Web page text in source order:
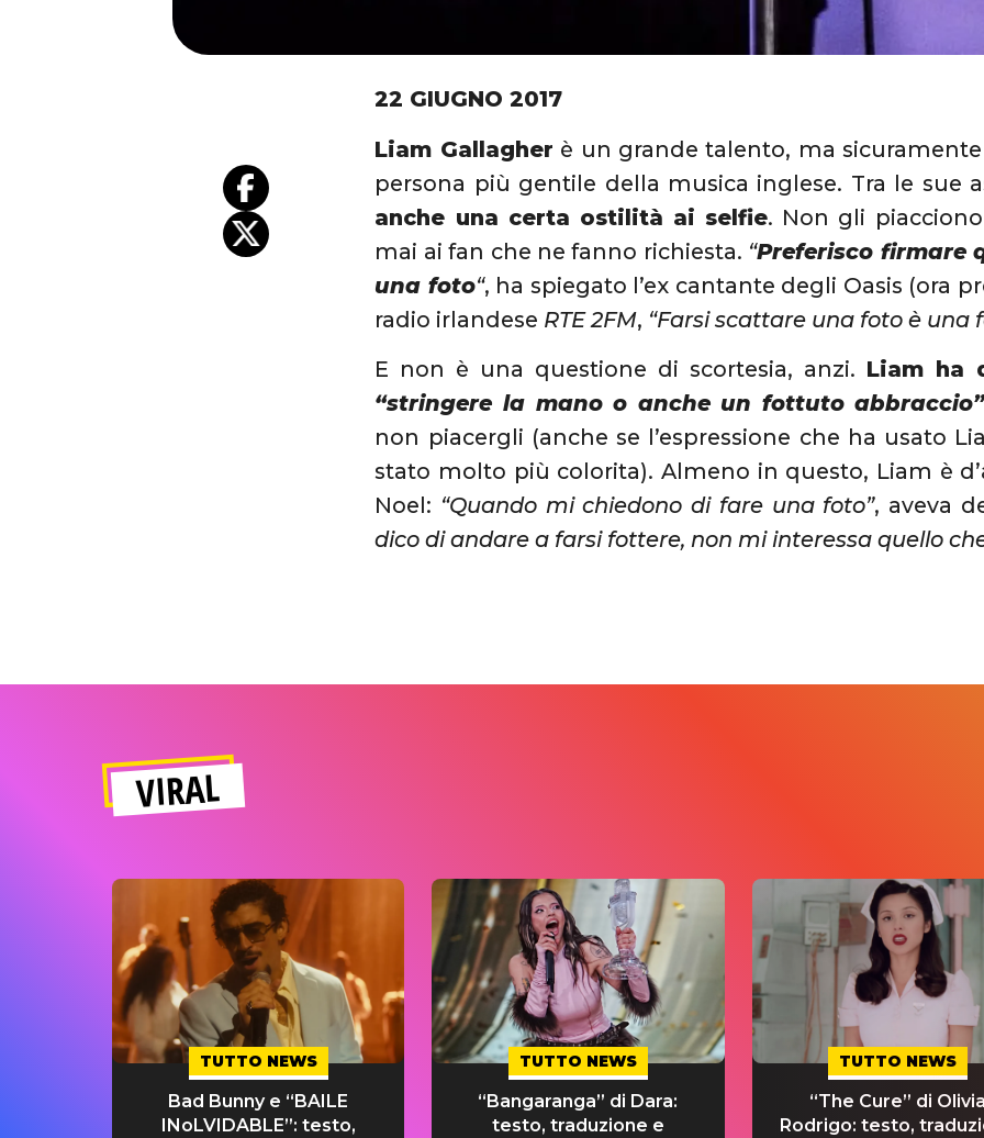
22 GIUGNO 2017
Liam Gallagher è un grande talento, ma
persona più gentile della musica inglese. Tra le sue
anche una certa ostilità ai selfie. Non gli
mai ai fan che ne fanno richiesta. “Preferisco firmare
una foto“, ha spiegato l’ex cantante degli Oasis (ora
radio irlandese RTE 2FM, “Farsi scattare una foto è una
E non è una questione di scortesia, anzi. Liam ha
“stringere la mano o anche un fottuto
non piacergli (anche se l’espressione che ha usato
stato molto più colorita). Almeno in questo, Liam è
Noel: “Quando mi chiedono di fare una foto”, aveva
dico di andare a farsi fottere, non mi interessa quello
VIRAL
TUTTO NEWS
Bad Bunny e “BAILE
INoLVIDABLE”: testo,
TUTTO NEWS
“Bangaranga” di Dara:
testo, traduzione e
TUTTO NEWS
“The Cure” di Olivia
Rodrigo: testo,